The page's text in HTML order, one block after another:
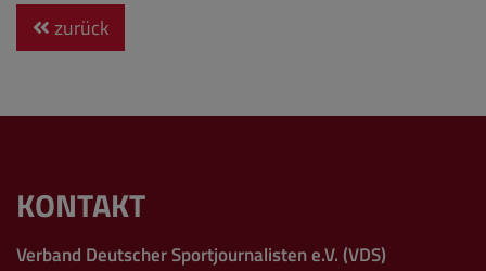
zurück
KONTAKT
Verband Deutscher Sportjournalisten e.V. (VDS)